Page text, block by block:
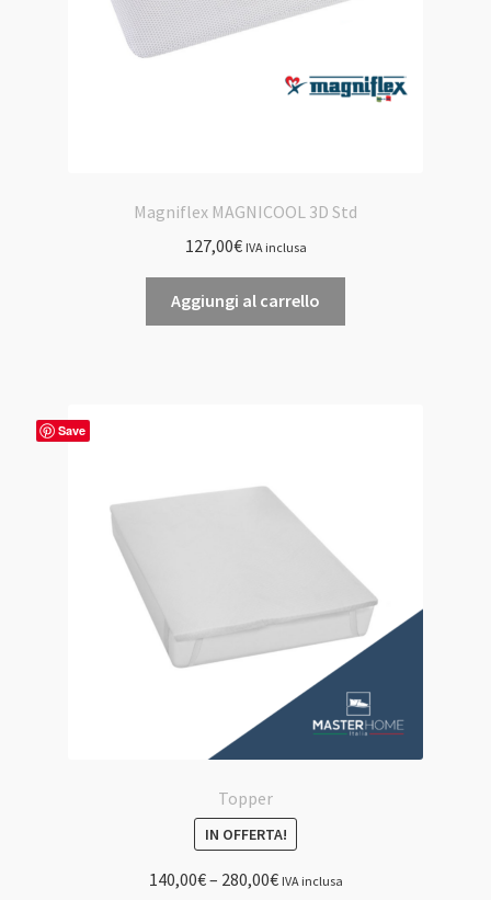
Magniflex MAGNICOOL 3D Std
127,00€ IVA inclusa
Aggiungi al carrello
Save
Topper
IN OFFERTA!
140,00€– 280,00€ IVA inclusa